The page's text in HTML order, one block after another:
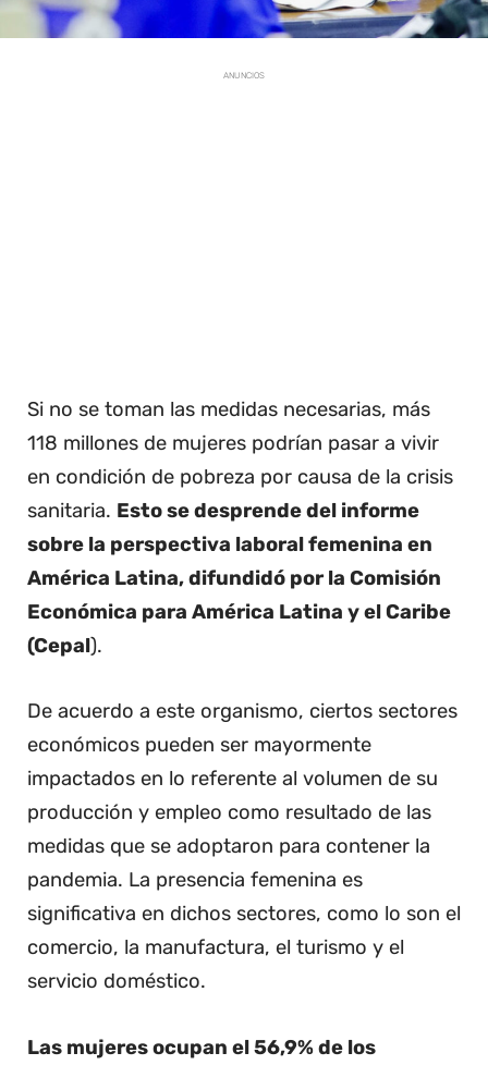
ANUNCIOS
Si no se toman las medidas necesarias, más
118 millones de mujeres podrían pasar a vivir
en condición de pobreza por causa de la crisis
sanitaria. Esto se desprende del informe
sobre la perspectiva laboral femenina en
América Latina, difundidó por la Comisión
Económica para América Latina y el Caribe
(Cepal).
De acuerdo a este organismo, ciertos sectores
económicos pueden ser mayormente
impactados en lo referente al volumen de su
producción y empleo como resultado de las
medidas que se adoptaron para contener la
pandemia. La presencia femenina es
significativa en dichos sectores, como lo son el
comercio, la manufactura, el turismo y el
servicio doméstico.
Las mujeres ocupan el 56,9% de los